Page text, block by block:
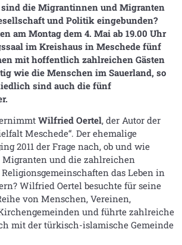
die Migrantinnen und Migranten
und Politik eingebunden?
am Montag dem 4. Mai ab 19.00 Uhr
im Kreishaus in Meschede fünf
mit hoffentlich zahlreichen Gästen
wie die Menschen im Sauerland, so
sind auch die fünf
Wilfried Oertel, der Autor der
Meschede“. Der ehemalige
2011 der Frage nach, ob und wie
und die zahlreichen
das Leben in
Wilfried Oertel besuchte für seine
von Menschen, Vereinen,
und führte zahlreiche
mit der türkisch-islamische Gemeinde